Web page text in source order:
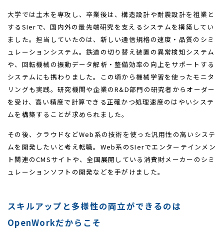
大学では土木を専攻し、卒業後は、構造設計や耐震設計を祖業と
するSIerで、国内外の最先端研究を支えるシステムを構築してい
ました。担当していたのは、新しい通信規格の速度・品質のシミ
ュレーションシステム。鉄道の切り替え装置の異常検知システム
や、回転機械の振動データ解析・整備効率の向上をサポートする
システムにも携わりました。この頃から機械学習を使ったモニタ
リングも実践。研究機関や企業のR&D部門の研究者からオーダー
を受け、高い精度で計算できる正確かつ処理速度のはやいシステ
ムを構築することが求められました。
その後、クラウドなどWeb系の技術を使った汎用性の高いシステ
ムを開発したいと考え転職。Web系のSIerでエンターテインメン
ト関連のCMSサイトや、全国展開している消費財メーカーのシミ
ュレーションソフトの開発などを手がけました。
スキルアップと多様性の両立ができるのは
OpenWorkだからこそ